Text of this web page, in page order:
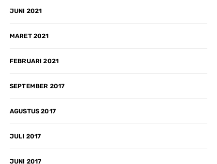
JUNI 2021
MARET 2021
FEBRUARI 2021
SEPTEMBER 2017
AGUSTUS 2017
JULI 2017
JUNI 2017